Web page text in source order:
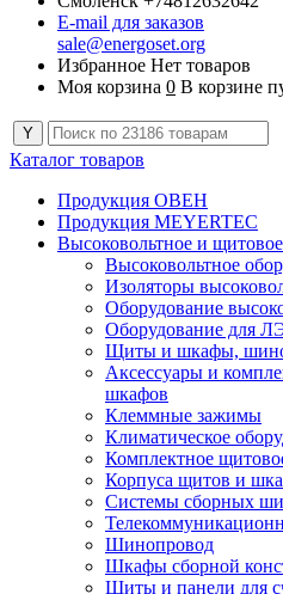
E-mail для заказов
sale@energoset.org
Избранное Нет товаров
Моя корзина 0 В корзине
Каталог товаров
Продукция ОВЕН
Продукция MEYERTEC
Высоковольтное и
Высоковольтное
Изоляторы
Оборудование
Оборудование для
Щиты и шкафы,
Аксессуары и
шкафов
Клеммные зажимы
Климатическое
Комплектное
Корпуса щитов и
Системы сборных
Шинопровод
Шкафы сборной
Щиты и панели для